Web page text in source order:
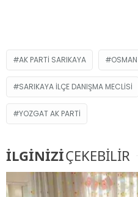
AK PARTI SARIKAYA
SARIKAYA İLÇE DANIŞMA MECLISI
YOZGAT AK PARTI
İLGİNİZİÇEKEBİLİR